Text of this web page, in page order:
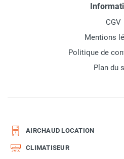
CGV
Mentions
Politique de
Plan du
AIRCHAUD LOCATION
CLIMATISEUR